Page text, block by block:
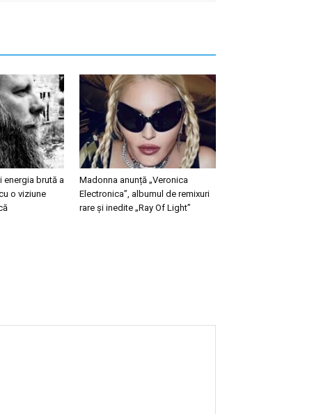
energia brută a
o viziune
Madonna anunță „Veronica
Electronica”, albumul de remixuri
rare și inedite „Ray Of Light”